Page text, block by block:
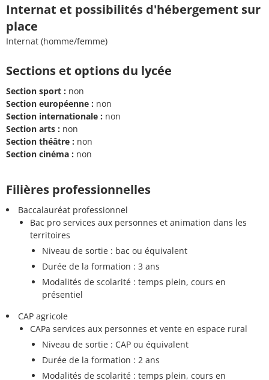
Internat et possibilités d'hébergement sur
place
Internat (homme/femme)
Sections et options du lycée
Section sport : non
Section européenne : non
Section internationale : non
Section arts : non
Section théâtre : non
Section cinéma : non
Filières professionnelles
Baccalauréat professionnel
Bac pro services aux personnes et animation dans les
territoires
Niveau de sortie : bac ou équivalent
Durée de la formation : 3 ans
Modalités de scolarité : temps plein, cours en
présentiel
CAP agricole
CAPa services aux personnes et vente en espace rural
Niveau de sortie : CAP ou équivalent
Durée de la formation : 2 ans
Modalités de scolarité : temps plein, cours en